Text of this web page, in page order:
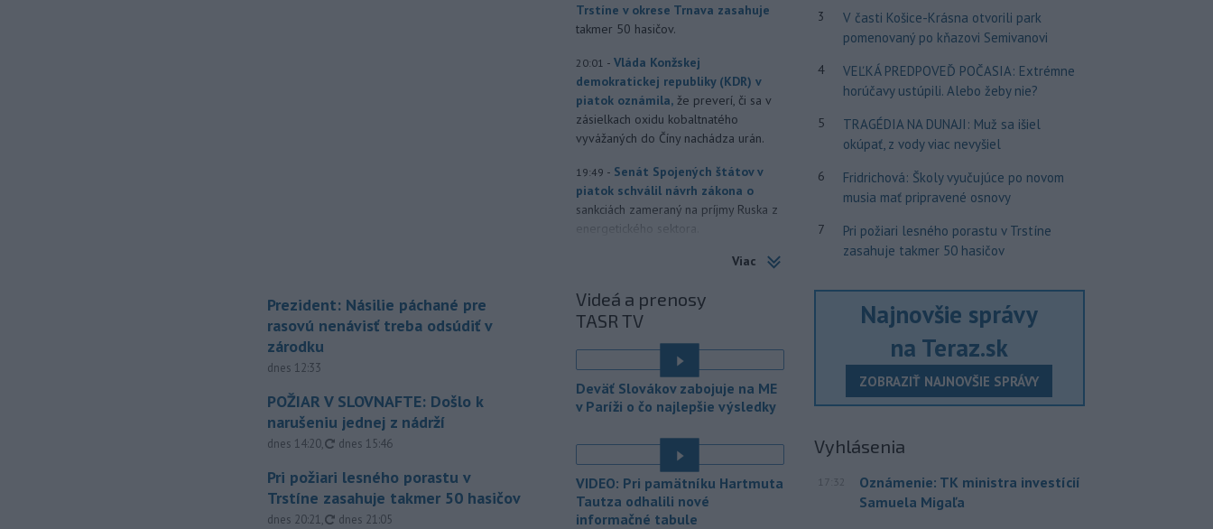
Prezident: Násilie páchané pre
rasovú nenávisť treba odsúdiť v
zárodku
dnes 12:33
POŽIAR V SLOVNAFTE: Došlo k
narušeniu jednej z nádrží
dnes 14:20, aktualizované
dnes 15:46
Pri požiari lesného porastu v
Trstíne zasahuje takmer 50 hasičov
dnes 20:21, aktualizované
dnes 21:05
Trstíne v okrese Trnava zasahuje
takmer 50 hasičov.
20:01 - Vláda Konžskej
demokratickej republiky (KDR) v
piatok oznámila, že preverí, či sa v
zásielkach oxidu kobaltnatého
vyvážaných do Číny nachádza urán.
19:49 - Senát Spojených štátov v
piatok schválil návrh zákona o
sankciách zameraný na príjmy Ruska z
energetického sektora.
Slovenská polícia prispela k
ktorý sa podarilo ukončiť
právoplatným odsúdením páchateľa v
15:21 - Piatkový požiar v
bratislavskej rafinérii Slovnaft je
pod kontrolou.Príčina jeho vzniku
TASR to potvrdil hovorca rafinérie
Anton Molnár.
15:17 - Ministerstvo kultúry (MK) SR
upraví verziu opatrenia o
Viac
Videá a prenosy
TASR TV
Deväť Slovákov zabojuje na ME
v Paríži o čo najlepšie výsledky
VIDEO: Pri pamätníku Hartmuta
Tautza odhalili nové
informačné tabule
3
V časti Košice-Krásna otvorili park
pomenovaný po kňazovi Semivanovi
4
VEĽKÁ PREDPOVEĎ POČASIA: Extrémne
horúčavy ustúpili. Alebo žeby nie?
5
TRAGÉDIA NA DUNAJI: Muž sa išiel
okúpať, z vody viac nevyšiel
6
Fridrichová: Školy vyučujúce po novom
musia mať pripravené osnovy
7
Pri požiari lesného porastu v Trstíne
zasahuje takmer 50 hasičov
Najnovšie správy
na Teraz.sk
ZOBRAZIŤ NAJNOVŠIE SPRÁVY
Vyhlásenia
17:32
Oznámenie: TK ministra investícií
Samuela Migaľa